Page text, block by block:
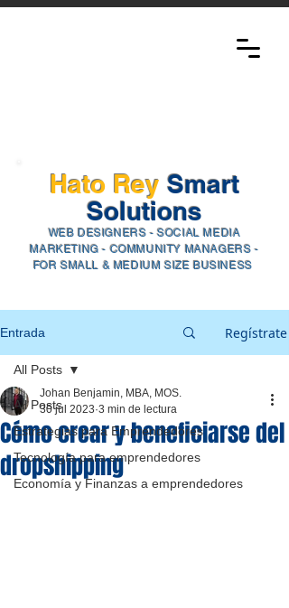
Hato Rey Smart
Solutions​
WEB DESIGNERS - SOCIAL MEDIA
MARKETING - COMMUNITY MANAGERS -
FOR SMALL & MEDIUM SIZE BUSINESS
Entrada Regístrate
All Posts
Estrategias para Emprendedores
Tecnología para emprendedores
Economía y Finanzas a emprendedores
All Posts
Cómo crear y beneficiarse del
dropshipping
Johan Benjamin, MBA, MOS.
30 jul 2023 3 min de lectura